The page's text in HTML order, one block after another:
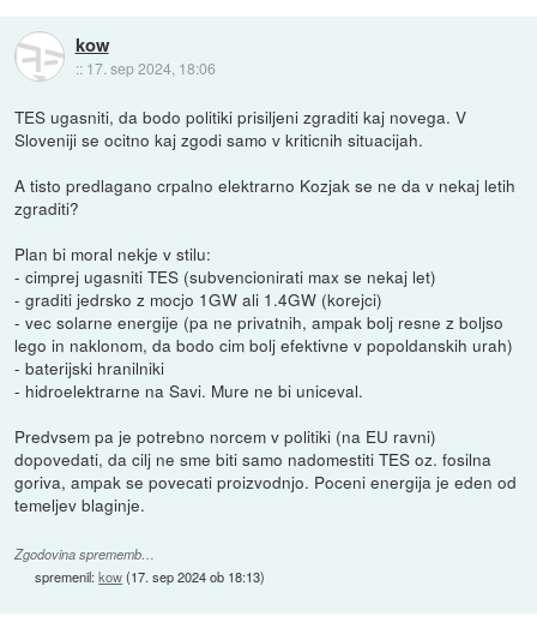
kow
:: 17. sep 2024, 18:06
TES ugasniti, da bodo politiki prisiljeni zgraditi kaj novega. V
Sloveniji se ocitno kaj zgodi samo v kriticnih situacijah.
A tisto predlagano crpalno elektrarno Kozjak se ne da v nekaj letih
zgraditi?
Plan bi moral nekje v stilu:
- cimprej ugasniti TES (subvencionirati max se nekaj let)
- graditi jedrsko z mocjo 1GW ali 1.4GW (korejci)
- vec solarne energije (pa ne privatnih, ampak bolj resne z boljso
lego in naklonom, da bodo cim bolj efektivne v popoldanskih urah)
- baterijski hranilniki
- hidroelektrarne na Savi. Mure ne bi uniceval.
Predvsem pa je potrebno norcem v politiki (na EU ravni)
dopovedati, da cilj ne sme biti samo nadomestiti TES oz. fosilna
goriva, ampak se povecati proizvodnjo. Poceni energija je eden od
temeljev blaginje.
Zgodovina sprememb…
spremenil:kow(17. sep 2024 ob 18:13)